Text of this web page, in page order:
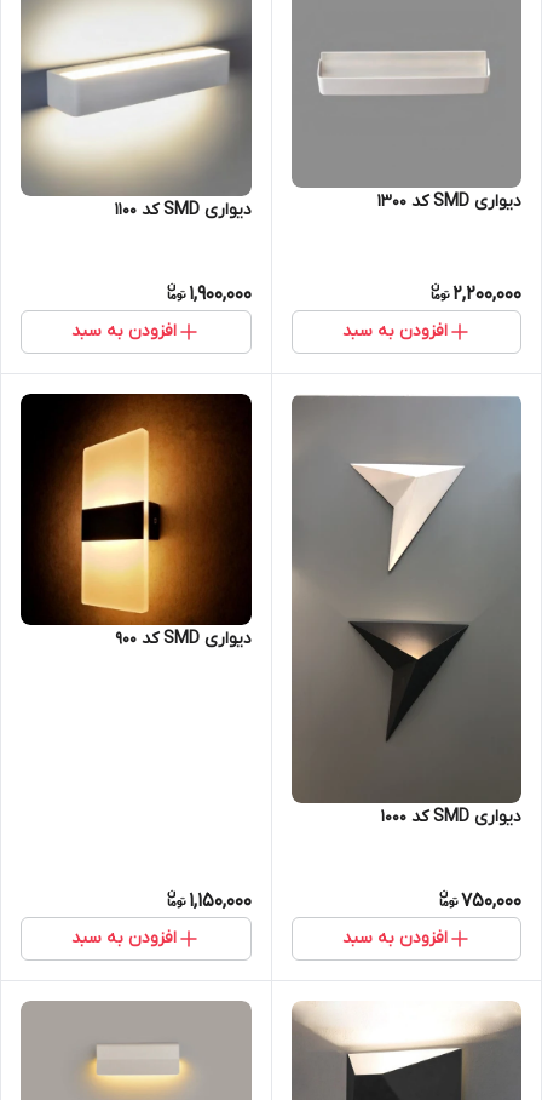
دیواری SMD کد 1300
2,200,000
افزودن به سبد
دیواری SMD کد 1100
1,900,000
افزودن به سبد
دیواری SMD کد 1000
750,000
افزودن به سبد
دیواری SMD کد 900
1,150,000
افزودن به سبد